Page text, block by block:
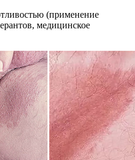
(применение
медицинское